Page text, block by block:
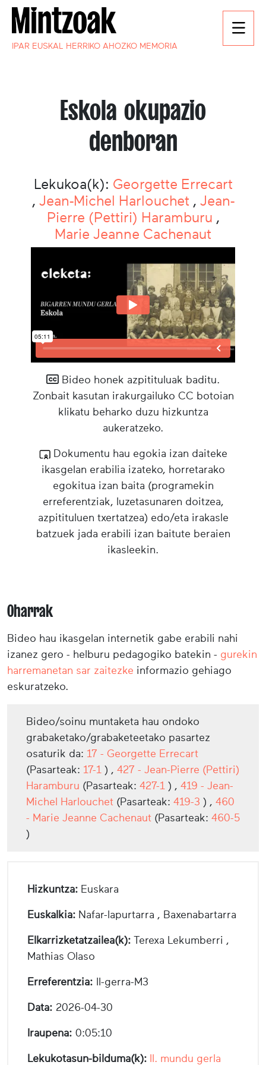
IPAR EUSKAL HERRIKO AHOZKO MEMORIA
Eskola okupazio
denboran
Lekukoa(k): Georgette Errecart
, Jean-Michel Harlouchet , Jean-
Pierre (Pettiri) Haramburu ,
Marie Jeanne Cachenaut
Bideo honek azpitituluak baditu.
Zonbait kasutan irakurgailuko CC botoian
klikatu beharko duzu hizkuntza
aukeratzeko.
Dokumentu hau egokia izan daiteke
ikasgelan erabilia izateko, horretarako
egokitua izan baita (programekin
erreferentziak, luzetasunaren doitzea,
azpitituluen txertatzea) edo/eta irakasle
batzuek jada erabili izan baitute beraien
ikasleekin.
Oharrak
Bideo hau ikasgelan internetik gabe erabili nahi
izanez gero - helburu pedagogiko batekin - gurekin
harremanetan sar zaitezke informazio gehiago
eskuratzeko.
Bideo/soinu muntaketa hau ondoko
grabaketako/grabaketeetako pasartez
osaturik da: 17 - Georgette Errecart
(Pasarteak: 17-1 ) , 427 - Jean-Pierre (Pettiri)
Haramburu (Pasarteak: 427-1 ) , 419 - Jean-
Michel Harlouchet (Pasarteak: 419-3 ) , 460
- Marie Jeanne Cachenaut (Pasarteak: 460-5
)
Hizkuntza: Euskara
Euskalkia: Nafar-lapurtarra , Baxenabartarra
Elkarrizketatzailea(k): Terexa Lekumberri ,
Mathias Olaso
Erreferentzia: II-gerra-M3
Data: 2026-04-30
Iraupena: 0:05:10
Lekukotasun-bilduma(k): II. mundu gerla